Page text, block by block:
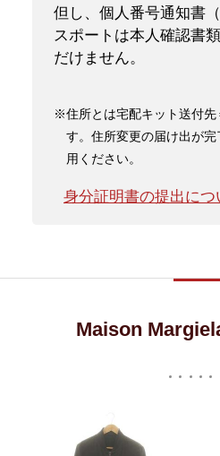
但し、個人番号通知書
スポートは本人確認書
だけません。
※住所とは宅配キット送付先
す。住所変更の届け出が完
用ください。
身分証明書の提出に
Maison